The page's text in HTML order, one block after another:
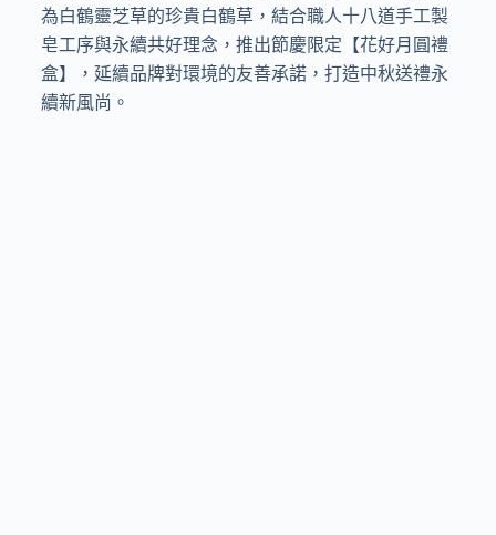
為白鶴靈芝草的珍貴白鶴草，結合職人十八道手工製
皂工序與永續共好理念，推出節慶限定【花好月圓禮
盒】，延續品牌對環境的友善承諾，打造中秋送禮永
續新風尚。